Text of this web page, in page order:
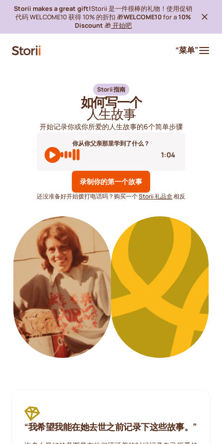
Storii makes a great gift!Storii 是一件很棒的礼物！使用促销
代码 WELCOME10 获得 10% 的折扣 🎁WELCOME10for a10%
Discount 🎁 开始吧
“菜单”
Storii 指南
如何写一个
人生故事
开始记录你或你所爱的人生故事的6个简单步骤
你从你父亲那里学到了什么？
1:04
录制你的第一个故事
还没准备好开始拨打电话吗？购买一个Storii 礼品盒相反
“我希望我能在她去世之前记录下这些故事。”